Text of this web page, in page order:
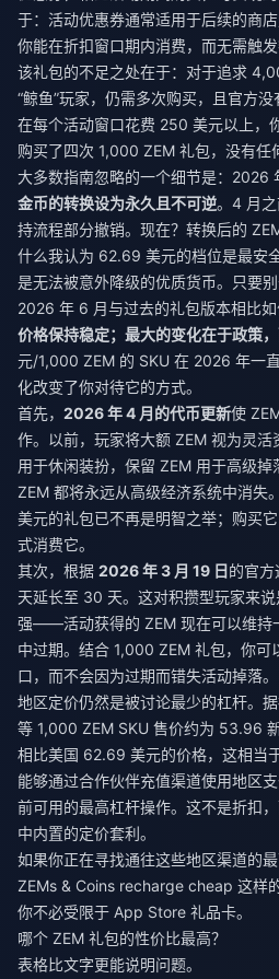
于：活动优惠券通常适用于后续的商
你能在折扣窗口期内消费，而无需触发
该礼包的不足之处在于：对于追求
“鲸鱼”玩家，仍需多次购买，且官方
在每个活动窗口花费 250 美元以上，
购买了四次 1,000 ZEM 礼包，没有任
大多数指南忽略的一个细节是：2026
金币的转换设为永久且不可逆。4 月
持流程部分撤销。现在？转换后的
什么我认为 62.69 美元的档位是最安
是无法被意外降级的优质货币。只要别
2026 年 6 月与过去的礼包版本相比如
价格保持稳定；最大的变化在于政策，
元/1,000 ZEM 的 SKU 在 2026 年一
化改变了你对待它的方式。
首先， 2026 年 4 月的代币更新使
作。以前，玩家将大额 ZEM 视为灵
用于休闲装扮，保留 ZEM 用于高级
ZEM 都将永远从高级经济系统中消失
美元的礼包已不再是明智之举；购买
式消费它。
其次，根据 2026 年 3 月 19 日的官
天延长至 30 天。这对积攒型玩家来
强——活动获得的 ZEM 现在可以维持
中过期。结合 1,000 ZEM 礼包，你
口，而不会因为过期而错失活动掉落。
地区定价仍然是被讨论最少的杠杆。
等 1,000 ZEM SKU 售价约为 53.96
相比美国 62.69 美元的价格，这相当
能够通过合作伙伴充值渠道使用地区
前可用的最高杠杆操作。这不是折扣
中内置的定价套利。
如果你正在寻找通往这些地区渠道的
ZEMs & Coins recharge cheap 这样
你不必受限于 App Store 礼品卡。
哪个 ZEM 礼包的性价比最高？
表格比文字更能说明问题。